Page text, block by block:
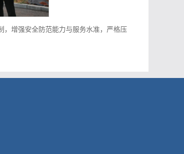
，增强安全防范能力与服务水准，严格压